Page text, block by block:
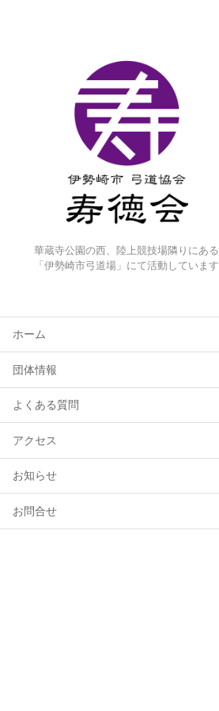
華蔵寺公園の西、陸上競技場隣りにある
「伊勢崎市弓道場」にて活動しています
ホーム
団体情報
よくある質問
アクセス
お知らせ
お問合せ